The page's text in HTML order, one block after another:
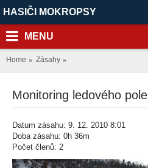
HASIČI MOKROPSY
MENU
Home Zásahy
Monitoring ledového pole
Datum zásahu: 9. 12. 2010 8:01
Doba zásahu: 0h 36m
Počet členů: 2